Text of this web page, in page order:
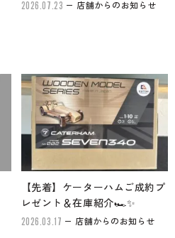
2026.07.23 店舗からのお知らせ
【先着】ケーターハムご成約プ
レゼント＆在庫紹介🏎✨
2026.03.17 店舗からのお知らせ